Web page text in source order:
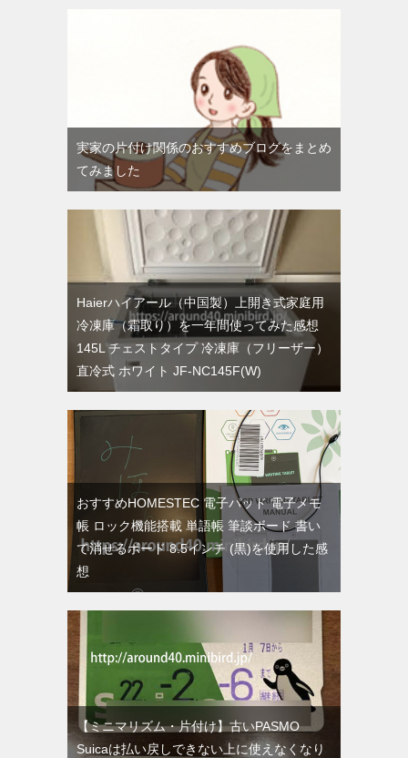
実家の片付け関係のおすすめブログをまとめ
てみました
Haierハイアール（中国製）上開き式家庭用
冷凍庫（霜取り）を一年間使ってみた感想
145L チェストタイプ 冷凍庫（フリーザー）
直冷式 ホワイト JF-NC145F(W)
おすすめHOMESTEC 電子パッド 電子メモ
帳 ロック機能搭載 単語帳 筆談ボード 書い
て消せるボード 8.5インチ (黒)を使用した感
想
【ミニマリズム・片付け】古いPASMO
Suicaは払い戻しできない上に使えなくなり